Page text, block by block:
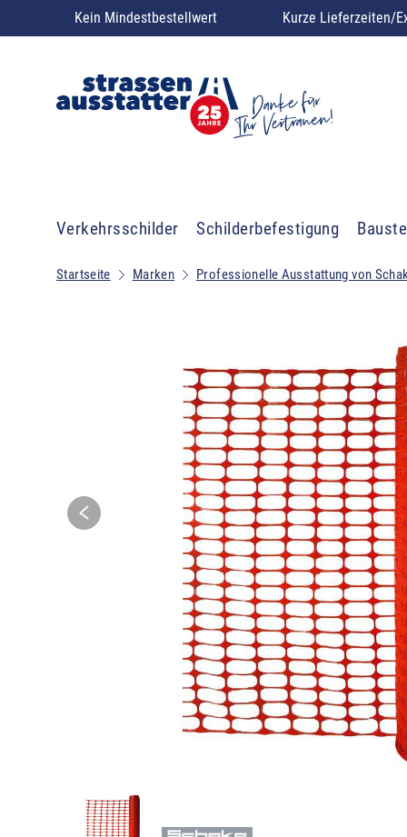
Kein Mindestbestellwert Kurze Lieferzeiten/
Verkehrsschilder Schilderbefestigung
Startseite Marken Professionelle Ausstattung von